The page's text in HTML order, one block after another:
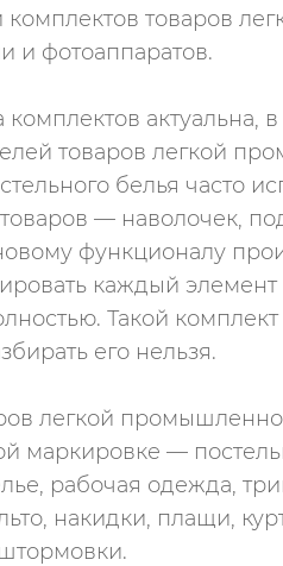
комплектов товаров
и фотоаппаратов.
актуальна,
товаров легкой
белья часто
— наволочек,
функционалу
каждый элемент
Такой
его нельзя.
легкой
маркировке —
рабочая одежда,
накидки, плащи,